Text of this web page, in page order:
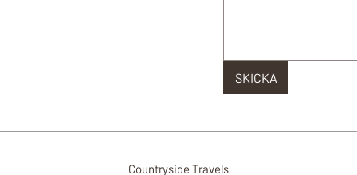
SKICKA
Countryside Travels